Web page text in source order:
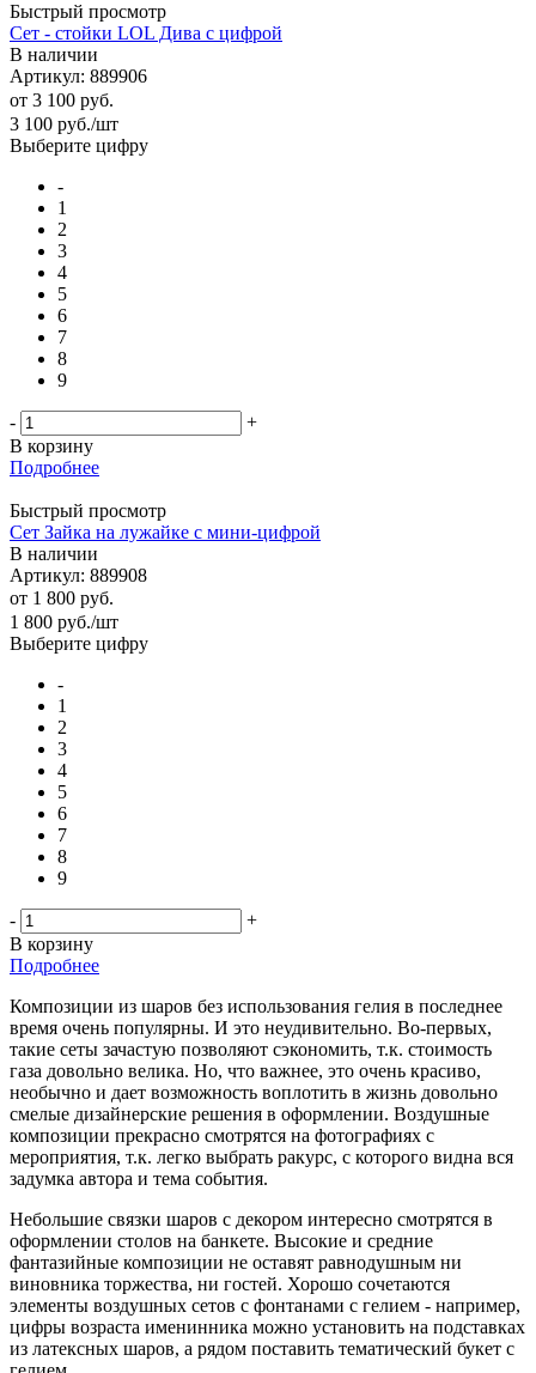
Быстрый просмотр
Сет - стойки LOL Дива с цифрой
В наличии
Артикул: 889906
от 3 100 руб.
3 100 руб./шт
Выберите цифру
-
1
2
3
4
5
6
7
8
9
-
+
В корзину
Подробнее
Быстрый просмотр
Сет Зайка на лужайке с мини-цифрой
В наличии
Артикул: 889908
от 1 800 руб.
1 800 руб./шт
Выберите цифру
-
1
2
3
4
5
6
7
8
9
-
+
В корзину
Подробнее
Композиции из шаров без использования гелия в последнее
время очень популярны. И это неудивительно. Во-первых,
такие сеты зачастую позволяют сэкономить, т.к. стоимость
газа довольно велика. Но, что важнее, это очень красиво,
необычно и дает возможность воплотить в жизнь довольно
смелые дизайнерские решения в оформлении. Воздушные
композиции прекрасно смотрятся на фотографиях с
мероприятия, т.к. легко выбрать ракурс, с которого видна вся
задумка автора и тема события.
Небольшие связки шаров с декором интересно смотрятся в
оформлении столов на банкете. Высокие и средние
фантазийные композиции не оставят равнодушным ни
виновника торжества, ни гостей. Хорошо сочетаются
элементы воздушных сетов с фонтанами с гелием - например,
цифры возраста именинника можно установить на подставках
из латексных шаров, а рядом поставить тематический букет с